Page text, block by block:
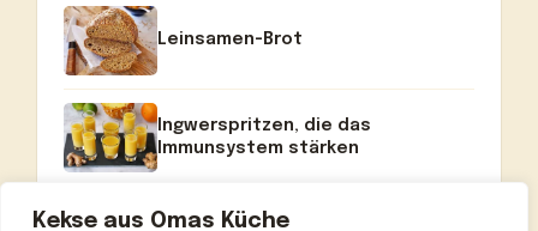
Kekse aus Omas Küche
Leinsamen-Brot
Ingwerspritzen, die das
Immunsystem stärken